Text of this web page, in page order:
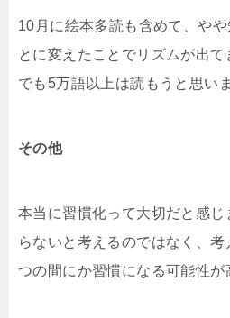
10月に絵本多読も含めて、や
とに変えたことでリズムが出
でも5万語以上は読もうと思いま
その他
本当に習慣化って大切だと感
らないと考えるのではなく、
つの間にか習慣になる可能性が